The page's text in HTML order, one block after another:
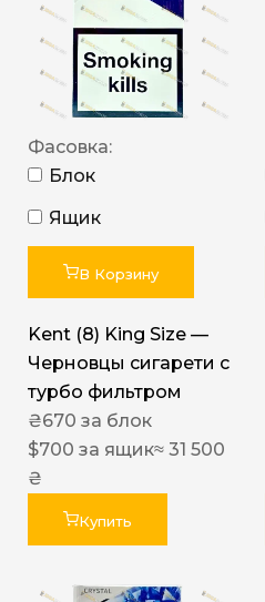
Фасовка:
Блок
Ящик
В Корзину
Kent (8) King Size —
Черновцы сигарети с
турбо фильтром
₴670 за блок
$700 за ящик≈ 31 500
₴
Купить